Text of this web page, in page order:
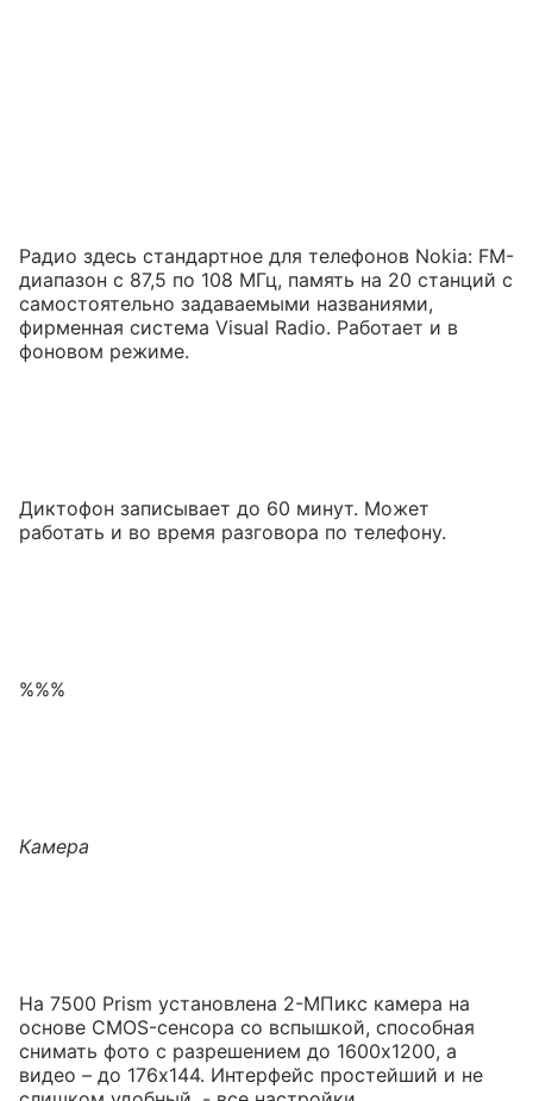
Радио здесь стандартное для телефонов Nokia: FM-
диапазон с 87,5 по 108 МГц, память на 20 станций с
самостоятельно задаваемыми названиями,
фирменная система Visual Radio. Работает и в
фоновом режиме.
Диктофон записывает до 60 минут. Может
работать и во время разговора по телефону.
%%%
Камера
На 7500 Prism установлена 2-МПикс камера на
основе CMOS-сенсора со вспышкой, способная
снимать фото с разрешением до 1600x1200, а
видео – до 176x144. Интерфейс простейший и не